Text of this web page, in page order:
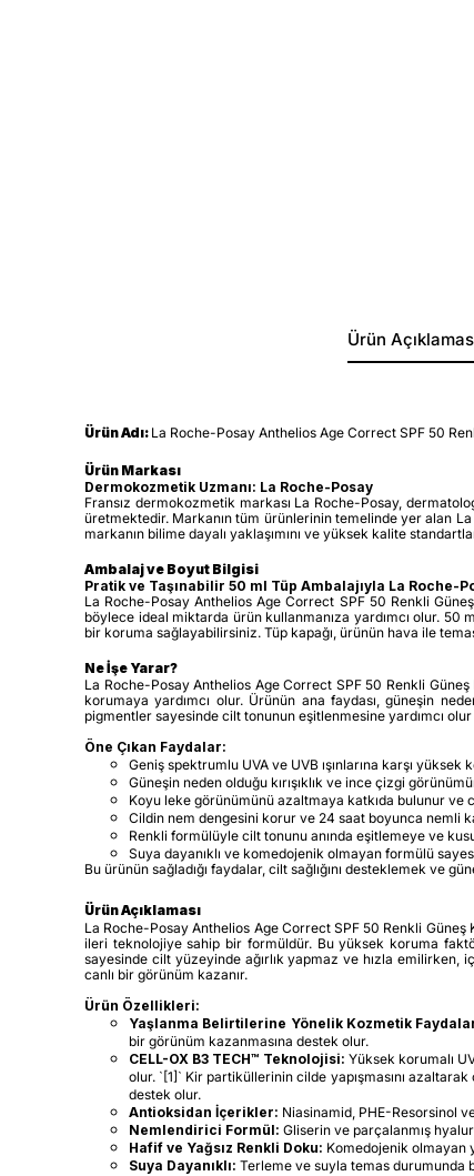
Ürün
Ürün Adı: La Roche-Posay Anthelios Age Correct SPF 50
Ürün Markası
Dermokozmetik Uzmanı: La Roche-Posay
Fransız dermokozmetik markası La Roche-Posay,
üretmektedir. Markanın tüm ürünlerinin temelinde yer alan
markanın bilime dayalı yaklaşımını ve yüksek kalite
Ambalaj ve Boyut Bilgisi
Pratik ve Taşınabilir 50 ml Tüp Ambalajıyla La Roche-
La Roche-Posay Anthelios Age Correct SPF 50 Renkli
böylece ideal miktarda ürün kullanmanıza yardımcı olur.
bir koruma sağlayabilirsiniz. Tüp kapağı, ürünün hava ile
Ne İşe Yarar?
La Roche-Posay Anthelios Age Correct SPF 50 Renkli
korumaya yardımcı olur. Ürünün ana faydası, güneşin
pigmentler sayesinde cilt tonunun eşitlenmesine yardımcı
Öne Çıkan Faydalar:
Geniş spektrumlu UVA ve UVB ışınlarına karşı yüksek
Güneşin neden olduğu kırışıklık ve ince çizgi
Koyu leke görünümünü azaltmaya katkıda bulunur ve
Cildin nem dengesini korur ve 24 saat boyunca nemli
Renkli formülüyle cilt tonunu anında eşitlemeye ve
Suya dayanıklı ve komedojenik olmayan formülü
Bu ürünün sağladığı faydalar, cilt sağlığını desteklemek ve
Ürün Açıklaması
La Roche-Posay Anthelios Age Correct SPF 50 Renkli
ileri teknolojiye sahip bir formüldür. Bu yüksek koruma
sayesinde cilt yüzeyinde ağırlık yapmaz ve hızla emilirken,
canlı bir görünüm kazanır.
Ürün Özellikleri:
Yaşlanma Belirtilerine Yönelik Kozmetik
bir görünüm kazanmasına destek olur.
CELL-OX B3 TECH™ Teknolojisi: Yüksek korumalı
olur. `[1]` Kir partiküllerinin cilde yapışmasını
destek olur.
Antioksidan İçerikler: Niasinamid, PHE-Resorsinol
Nemlendirici Formül: Gliserin ve parçalanmış
Hafif ve Yağsız Renkli Doku: Komedojenik olmayan
Suya Dayanıklı: Terleme ve suyla temas durumunda